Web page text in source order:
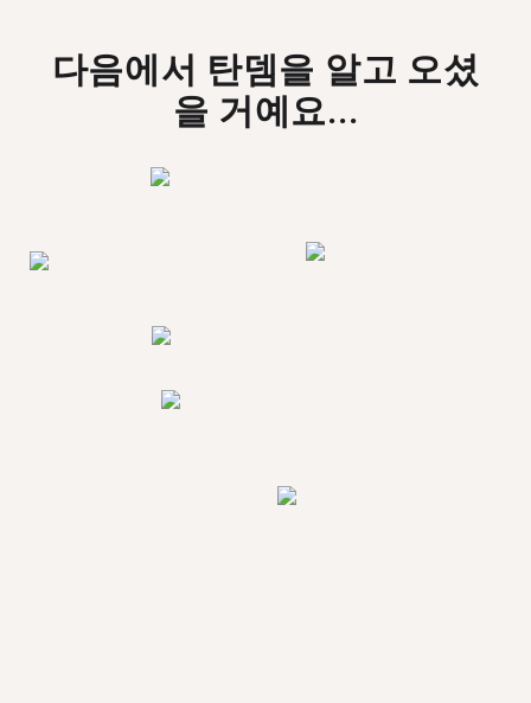
다음에서 탄뎀을 알고 오셨
을 거예요...